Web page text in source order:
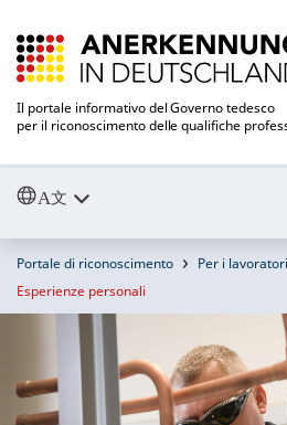
Il portale informativo del Governo tedesco
per il riconoscimento delle qualifiche
Portale di riconoscimento
Per i
Esperienze personali